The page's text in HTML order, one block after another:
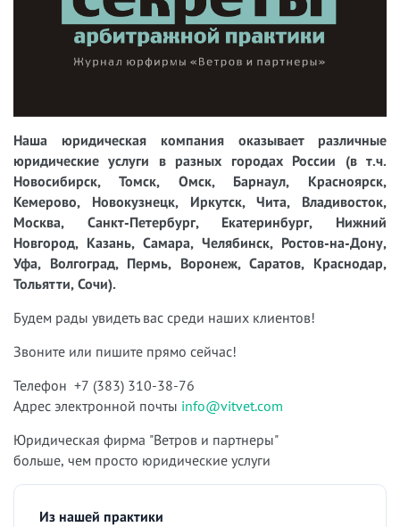
Наша юридическая компания оказывает различные
юридические услуги в разных городах России (в т.ч.
Новосибирск, Томск, Омск, Барнаул, Красноярск,
Кемерово, Новокузнецк, Иркутск, Чита, Владивосток,
Москва, Санкт-Петербург, Екатеринбург, Нижний
Новгород, Казань, Самара, Челябинск, Ростов-на-Дону,
Уфа, Волгоград, Пермь, Воронеж, Саратов, Краснодар,
Тольятти, Сочи).
Будем рады увидеть вас среди наших клиентов!
Звоните или пишите прямо сейчас!
Телефон +7 (383) 310-38-76
Адрес электронной почты info@vitvet.com
Юридическая фирма "Ветров и партнеры"
больше, чем просто юридические услуги
Из нашей практики